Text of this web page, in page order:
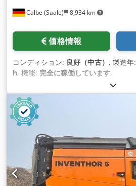
Calbe (Saale) 8,934 km
価格情報
コンディション: 良好（中古） , 製造年:
h, 機能: 完全に稼働しています,